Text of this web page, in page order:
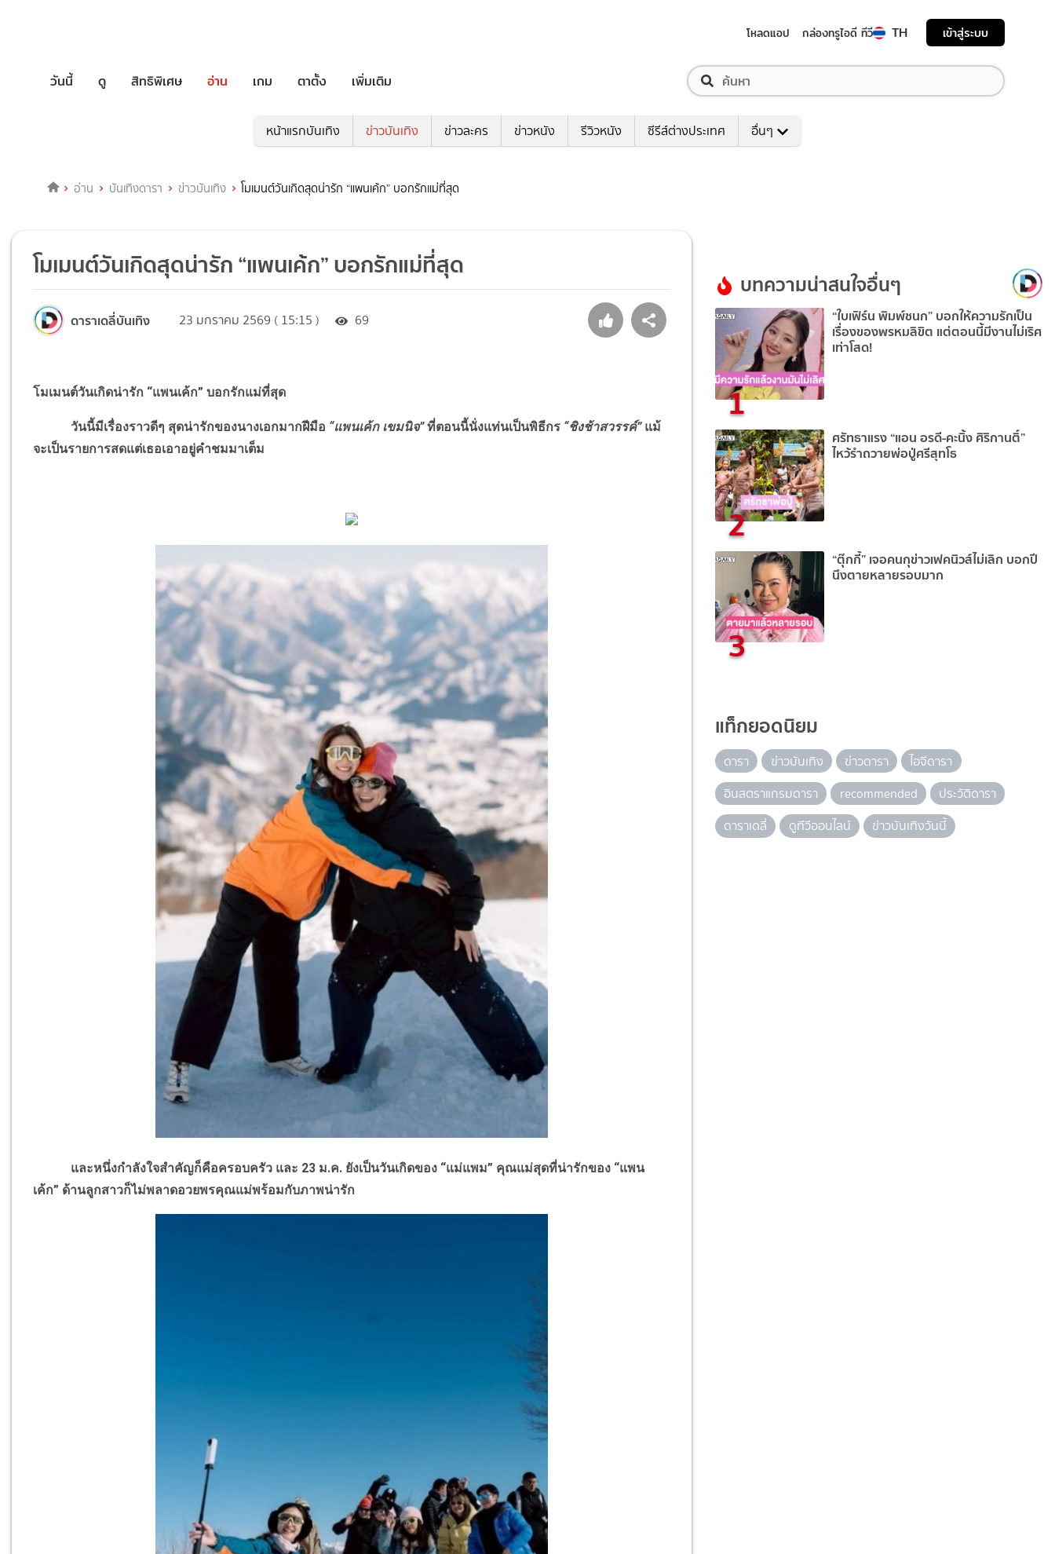
โหลดแอป กล่องทรูไอดี ทีวี TH เข้าสู่ระบบ
วันนี้ ดู สิทธิพิเศษ อ่าน เกม ตาตั้ง เพิ่มเติม
หน้าแรกบันเทิง ข่าวบันเทิง ข่าวละคร ข่าวหนัง รีวิวหนัง ซีรีส์ต่างประเทศ อื่นๆ
อ่าน บันเทิงดารา ข่าวบันเทิง โมเมนต์วันเกิดสุดน่ารัก “แพนเค้ก” บอกรักแม่ที่สุด
โมเมนต์วันเกิดสุดน่ารัก “แพนเค้ก” บอกรักแม่ที่สุด
ดาราเดลี่บันเทิง 23 มกราคม 2569 ( 15:15 ) 69
โมเมนต์วันเกิดน่ารัก “แพนเค้ก” บอกรักแม่ที่สุด
วันนี้มีเรื่องราวดีๆ สุดน่ารักของนางเอกมากฝีมือ “แพนเค้ก เขมนิจ”ที่ตอนนี้นั่งแท่นเป็นพิธีกร “ชิงช้าสวรรค์”แม้
จะเป็นรายการสดแต่เธอเอาอยู่คำชมมาเต็ม
และหนึ่งกำลังใจสำคัญก็คือครอบครัว และ 23 ม.ค. ยังเป็นวันเกิดของ “แม่แพม” คุณแม่สุดที่น่ารักของ “แพน
เค้ก” ด้านลูกสาวก็ไม่พลาดอวยพรคุณแม่พร้อมกับภาพน่ารัก
บทความน่าสนใจอื่นๆ
1
“ใบเฟิร์น พิมพ์ชนก” บอกให้ความรักเป็น
เรื่องของพรหมลิขิต แต่ตอนนี้มีงานไม่เริศ
เท่าโสด!
2
ศรัทธาแรง “แอน อรดี-คะนิ้ง ศิริกานติ์”
ไหว้รำถวายพ่อปู่ศรีสุทโธ
3
“ตุ๊กกี้” เจอคนกุข่าวเฟคนิวส์ไม่เลิก บอกปี
นึงตายหลายรอบมาก
แท็กยอดนิยม
ดารา ข่าวบันเทิง ข่าวดารา
ไอจีดารา
อินสตราแกรมดารา
recommended
ประวัติดารา
ดาราเดลี่
ดูทีวีออนไลน์ ข่าวบันเทิงวันนี้